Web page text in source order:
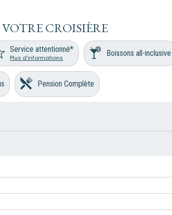
CROISIÈRE
Service attentionné*
Plus d'informations Boissons all-inclusive
Pension Complète